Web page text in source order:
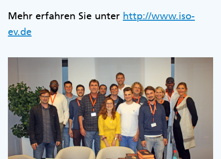
Mehr erfahren Sie unter http://www.iso-
ev.de